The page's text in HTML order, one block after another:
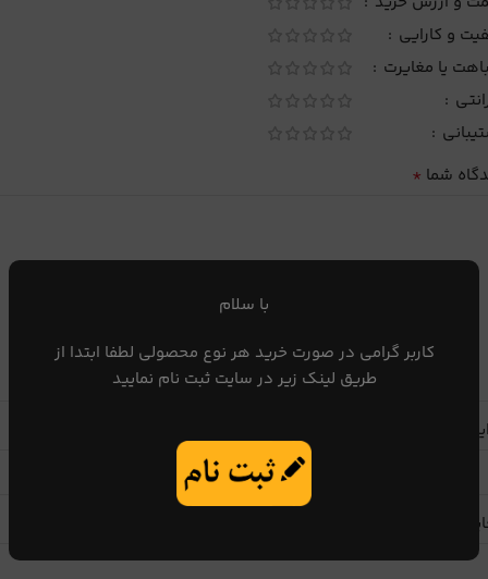
با سلام
کاربر گرامی در صورت خرید هر نوع محصولی لطفا ابتدا از
طریق لینک زیر در سایت ثبت نام نمایید
و کارایی
یا مغایرت
شما *